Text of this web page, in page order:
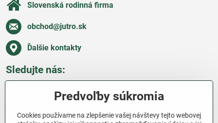
Slovenská rodinná firma
obchod​@jutro​.sk
Ďalšie kontakty
Sledujte nás:
Všetko o nákupe
Predvoľby súkromia
Cookies používame na zlepšenie vašej návštevy tejto webovej